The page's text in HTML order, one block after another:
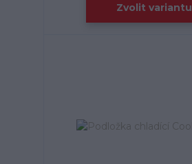
Zvolit variantu